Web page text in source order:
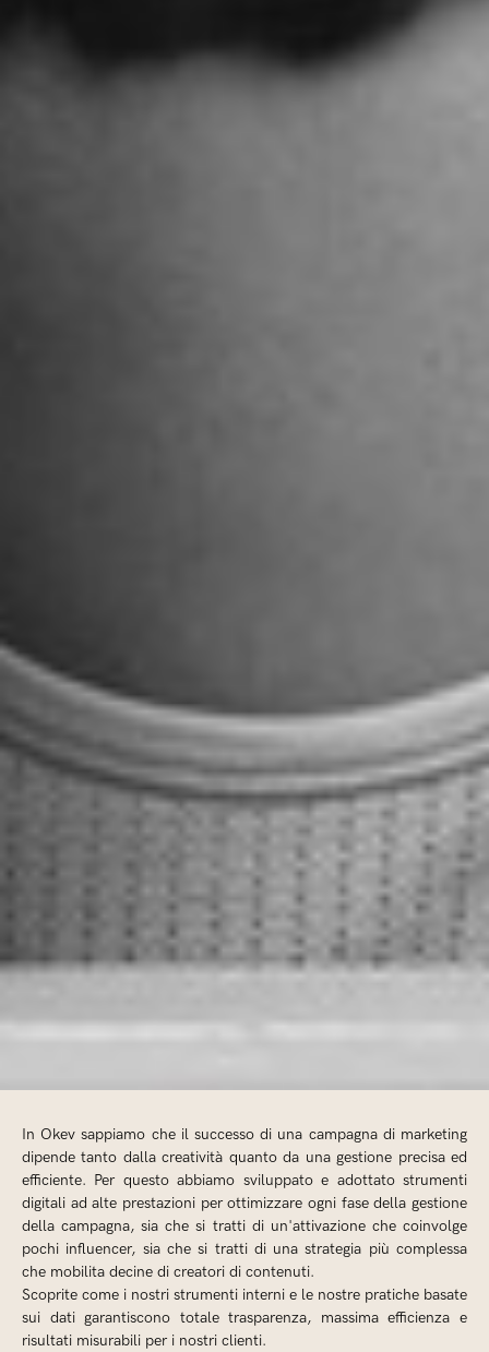
In Okev sappiamo che il successo di una campagna di marketing
dipende tanto dalla creatività quanto da una gestione precisa ed
efficiente. Per questo abbiamo sviluppato e adottato strumenti
digitali ad alte prestazioni per ottimizzare ogni fase della gestione
della campagna, sia che si tratti di un'attivazione che coinvolge
pochi influencer, sia che si tratti di una strategia più complessa
che mobilita decine di creatori di contenuti.
Scoprite come i nostri strumenti interni e le nostre pratiche basate
sui dati garantiscono totale trasparenza, massima efficienza e
risultati misurabili per i nostri clienti.